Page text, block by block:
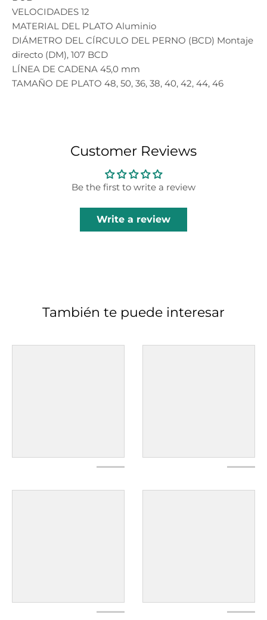
VELOCIDADES 12
MATERIAL DEL PLATO Aluminio
DIÁMETRO DEL CÍRCULO DEL PERNO (BCD) Montaje
directo (DM), 107 BCD
LÍNEA DE CADENA 45,0 mm
TAMAÑO DE PLATO 48, 50, 36, 38, 40, 42, 44, 46
Customer Reviews
Be the first to write a review
Write a review
También te puede interesar